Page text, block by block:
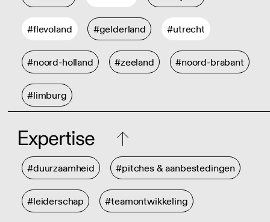
#flevoland #gelderland #utrecht
#noord-holland #zeeland #noord-brabant
#limburg
Expertise
#duurzaamheid #pitches & aanbestedingen
#leiderschap #teamontwikkeling